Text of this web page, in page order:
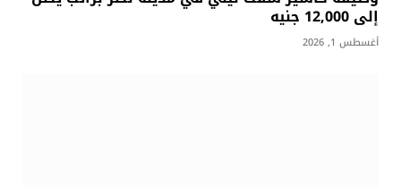
إلى 12,000 جنيه
أغسطس 1, 2026